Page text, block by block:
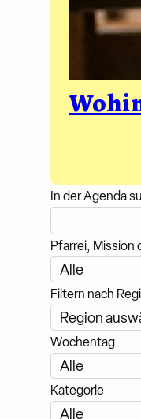
In der Agenda
Pfarrei, Mission
Filtern nach
Wochentag
Kategorie